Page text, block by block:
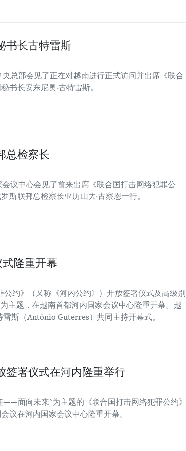
书长古特雷斯
总部会见了正在对越南进行正式访问并出席《联合
书长安东尼奥·古特雷斯。
总检察长
议中心会见了前来出席《联合国打击网络犯罪公
斯联邦总检察长亚历山大·古察恩一行。
式隆重开幕
约》（又称《河内公约》）开放签署仪式及高级别
主题，在越南首都河内国家会议中心隆重开幕。越
斯（António Guterres）共同主持开幕式。
签署仪式在河内隆重举行
面向未来”为主题的《联合国打击网络犯罪公约》
议在河内国家会议中心隆重开幕。